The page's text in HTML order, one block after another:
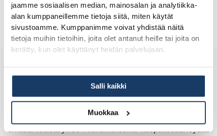
jaamme sosiaalisen median, mainosalan ja analytiikka-
alan kumppaneillemme tietoja siitä, miten käytät
sivustoamme. Kumppanimme voivat yhdistää näitä
tietoja muihin tietoihin, joita olet antanut heille tai joita on
kerätty, kun olet käyttänyt heidän palvelujaan.
Salli kaikki
Muokkaa
Katso kaikki ajankohtaiset
Miksi Helmitalot?
oma talotehdasHelmitalo toteuttaa haaveesi